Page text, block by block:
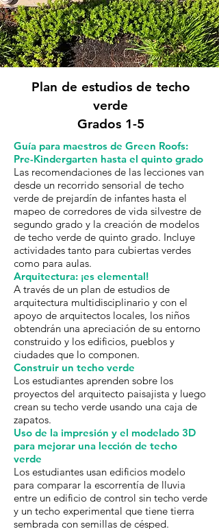
Plan de estudios de techo
verde
Grados 1-5
Guía para maestros de Green Roofs:
Pre-Kindergarten hasta el quinto grado
Las recomendaciones de las lecciones van
desde un recorrido sensorial de techo
verde de prejardín de infantes hasta el
mapeo de corredores de vida silvestre de
segundo grado y la creación de modelos
de techo verde de quinto grado. Incluye
actividades tanto para cubiertas verdes
como para aulas.
Arquitectura: ¡es elemental!
A través de un plan de estudios de
arquitectura multidisciplinario y con el
apoyo de arquitectos locales, los niños
obtendrán una apreciación de su entorno
construido y los edificios, pueblos y
ciudades que lo componen.
Construir un techo verde
Los estudiantes aprenden sobre los
proyectos del arquitecto paisajista y luego
crean su techo verde usando una caja de
zapatos.
Uso de la impresión y el modelado 3D
para mejorar una lección de techo
verde
Los estudiantes usan edificios modelo
para comparar la escorrentía de lluvia
entre un edificio de control sin techo verde
y un techo experimental que tiene tierra
sembrada con semillas de césped.